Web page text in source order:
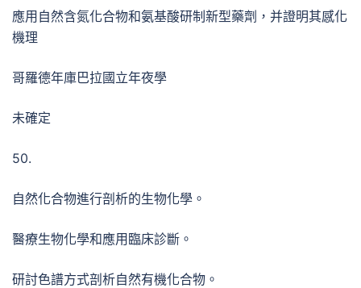
應用自然含氮化合物和氨基酸研制新型藥劑，并證明其感化
機理
哥羅德年庫巴拉國立年夜學
未確定
50.
自然化合物進行剖析的生物化學。
醫療生物化學和應用臨床診斷。
研討色譜方式剖析自然有機化合物。